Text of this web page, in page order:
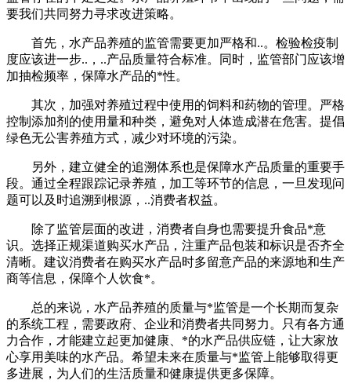
要我们共同努力寻求改进策略。
首先，水产品养殖的监管需要更加严格和..。检验检疫制
度应该进一步..，..产品质量符合标准。同时，监管部门应该增
加抽检频率，保障水产品的*性。
其次，加强对养殖过程中使用的饲料和药物的管理。严格
控制添加剂的使用量和种类，避免对人体造成潜在危害。提倡
绿色无公害养殖方式，减少对环境的污染。
另外，建立健全的追溯体系也是保障水产品质量的重要手
段。通过全程跟踪记录养殖，加工等环节的信息，一旦发现问
题可以及时追溯到根源，..消费者权益。
除了监管层面的改进，消费者自身也需要提升食品*意
识。选择正规渠道购买水产品，注重产品包装和标识是否齐全
清晰。建议消费者在购买水产品时多留意产品的来源地和生产
商等信息，保障个人饮食*。
总的来说，水产品养殖的质量与*监管是一个长期而复杂
的系统工程，需要政府、企业和消费者共同努力。只有各方通
力合作，才能建立起更加健康、*的水产品供应链，让大家放
心享用美味的水产品。希望未来在质量与*监管上能够取得更
多进展，为人们的生活质量和健康提供更多保障。